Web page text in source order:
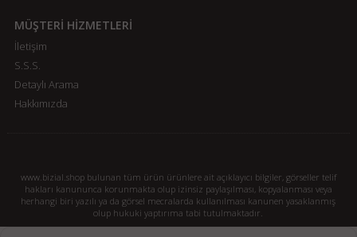
MÜŞTERİ HİZMETLERİ
İletişim
S.S.S.
Detaylı Arama
Hakkımızda
www.bizial.shop bulunan tüm ürün ürünlere ait açıklayıcı bilgiler, görseller telif
hakları kanununca korunmakta olup izinsiz paylaşılması, kopyalanması veya
herhangi biri yazılı ya da görsel mecralarda kullanılması kanunen yasaklanmış
olup hukuki yaptırıma tabi tutulmaktadır.